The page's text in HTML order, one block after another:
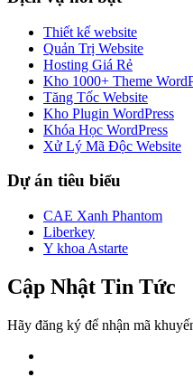
Thiết kế website
Quản Trị Website
Hosting Giá Rẻ
Kho 1000+ Theme
Tăng Tốc Website
Kho Plugin WordPress
Khóa Học WordPress
Xử Lý Mã Độc Website
Dự án tiêu biểu
CAE Xanh Phantom
Liberkey
Y khoa Astarte
Cập Nhật Tin Tức
Hãy đăng ký để nhận mã